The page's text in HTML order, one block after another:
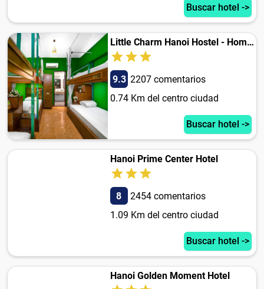
Buscar hotel ->
Little Charm Hanoi Hostel - Homestay
9.3 2207 comentarios
0.74 Km del centro ciudad
Buscar hotel ->
Hanoi Prime Center Hotel
8
2454 comentarios
1.09 Km del centro ciudad
Buscar hotel ->
Hanoi Golden Moment Hotel